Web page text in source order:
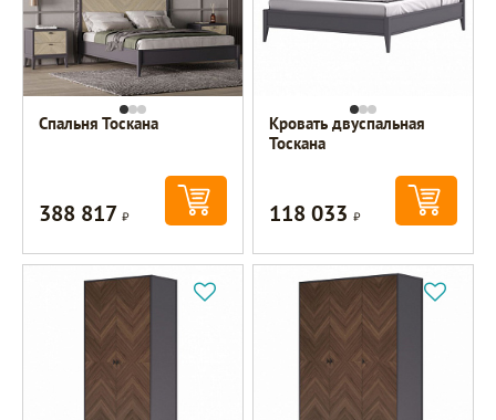
Спальня Тоскана
388 817Р
Кровать двуспальная
Тоскана
118 033Р